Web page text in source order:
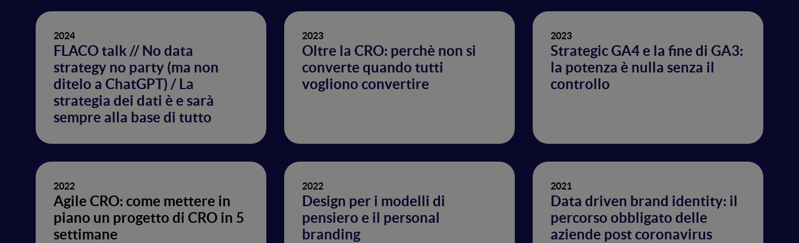
2024
FLACO talk // No data
strategy no party (ma non
ditelo a ChatGPT) / La
strategia dei dati è e sarà
sempre alla base di tutto
2023
Oltre la CRO: perchè non si
converte quando tutti
vogliono convertire
2023
Strategic GA4 e la fine di GA3:
la potenza è nulla senza il
controllo
2022
Agile CRO: come mettere in
piano un progetto di CRO in 5
settimane
2022
Design per i modelli di
pensiero e il personal
branding
2021
Data driven brand identity: il
percorso obbligato delle
aziende post coronavirus